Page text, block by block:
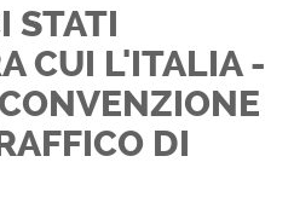
STATI
CUI L'ITALIA -
DI